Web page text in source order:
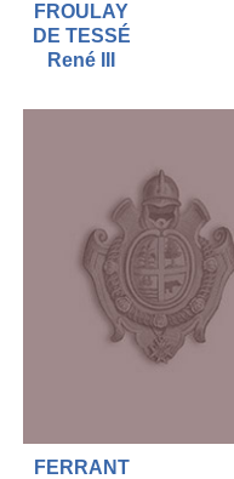
FROULAY
DE TESSÉ
René III
FERRANT